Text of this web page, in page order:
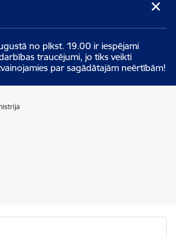
no plkst. 19.00 ir iespējami
traucējumi, jo tiks veikti
par sagādātajām neērtībām!